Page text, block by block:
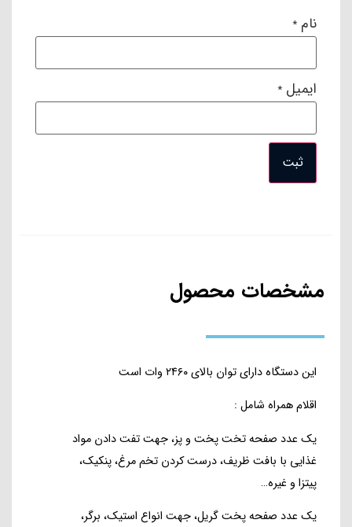
کنید
دارای فناوری گردش هوای cyclonic air
مونتاژ چین، تحت لیسانس نینجا آمریکا
نام *
ایمیل *
مشخصات محصول
این دستگاه دارای توان بالای ۲۴۶۰ وات است
اقلام همراه شامل :
یک عدد صفحه تخت پخت و پز، جهت تفت دادن مواد
غذایی با بافت ظریف، درست کردن تخم مرغ، پنکیک،
پیتزا و غیره…
یک عدد صفحه پخت گریل، جهت انواع استیک، برگر،